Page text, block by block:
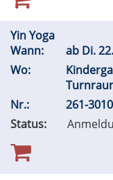
Yin Yoga
Wann:
ab Di.
Wo:
Nr.:
261-
Status: